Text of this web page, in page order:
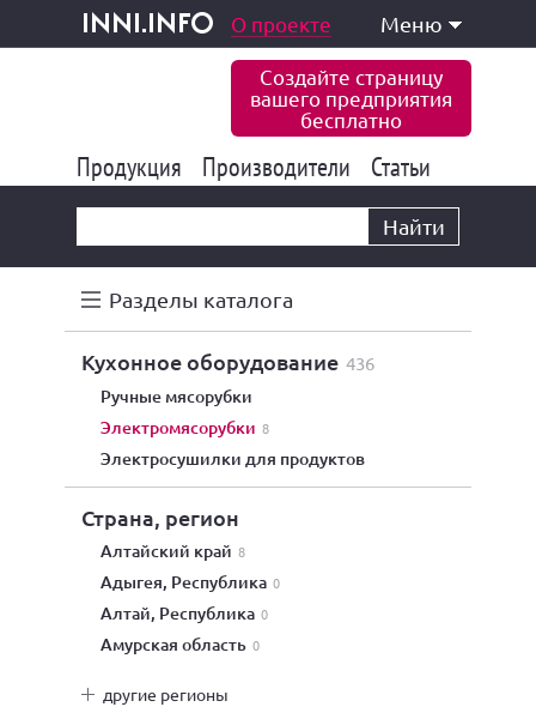
inni.info
и услуги О проекте Меню
Создайте страницу
вашего предприятия
бесплатно
Продукция 177 847
Производители 6 777
Статьи
Найти
Разделы каталога
кухонное оборудование 436
ручные мясорубки
электромясорубки 8
электросушилки для продуктов
Страна, регион
Алтайский край 8
Адыгея, Республика 0
Алтай, Республика 0
Амурская область 0
другие регионы